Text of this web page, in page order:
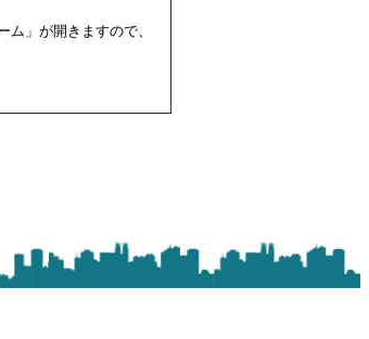
」が開きますので、